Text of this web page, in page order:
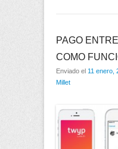
PAGO
COMO
Enviado el 11 enero,
Millet